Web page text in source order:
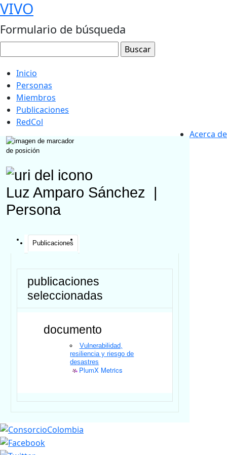
VIVO
Formulario de búsqueda
Inicio
Personas
Miembros
Publicaciones
RedCol
Acerca de
Luz Amparo Sánchez
Persona
Publicaciones
publicaciones
seleccionadas
documento
Vulnerabilidad,
resiliencia y riesgo de
desastres
PlumX Metrics